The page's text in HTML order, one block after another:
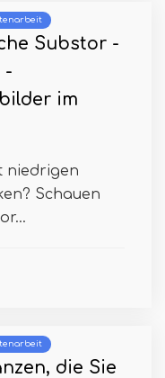
Substor -
-
im
niedrigen
Schauen
die Sie